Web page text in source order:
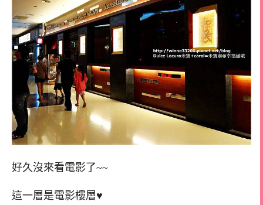
好久沒來看電影了~~
這一層是電影樓層♥